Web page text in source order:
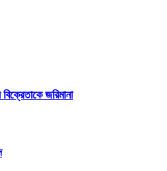
জরিমানা